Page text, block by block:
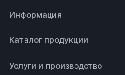
Информация
Каталог продукции
Услуги и производство